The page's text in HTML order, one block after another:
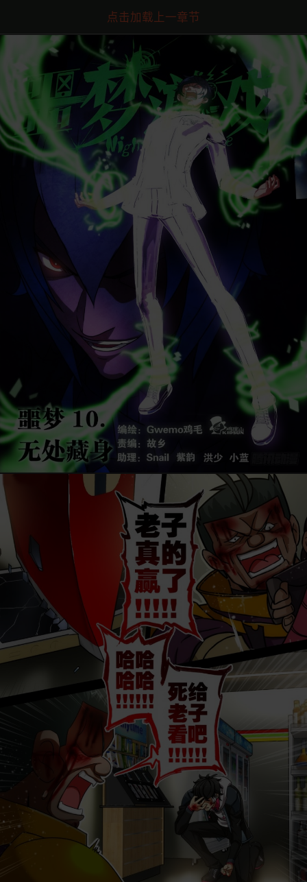
点击加载上一章节